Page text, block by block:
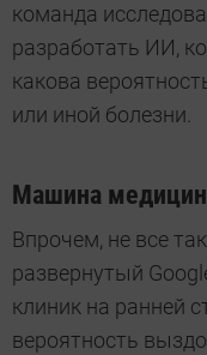
команда
разработать ИИ,
какова
или иной болезни.
Машина
Впрочем, не все
развернутый
клиник на ранней
вероятность